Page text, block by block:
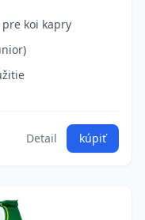
koi kapry
Detail kúpiť